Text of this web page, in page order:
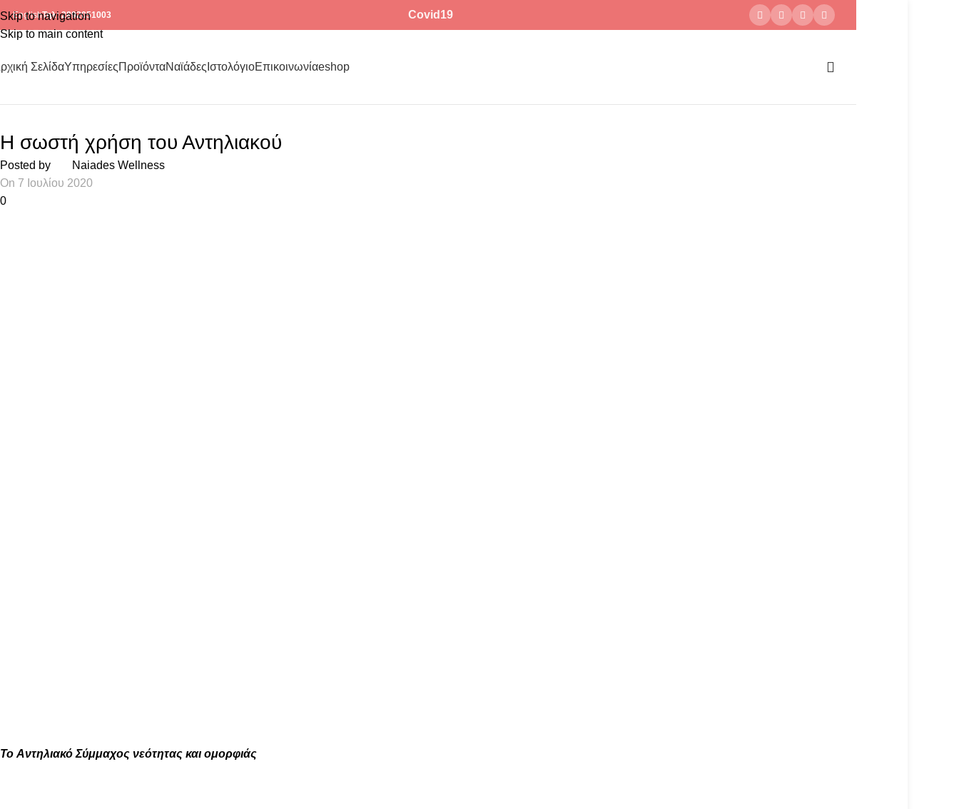
Skip to navigation
Skip to main content
EnglishΤηλ: 2892051003 Covid19
ΣελίδαΥπηρεσίεςΠροϊόνταΝαϊάδες ΙστολόγιοΕπικοινωνίαeshop
Η σωστή χρήση του Αντηλιακού
Posted by
Naiades Wellness
On 7 Ιουλίου 2020
0
To Αντηλιακό Σύμμαχος νεότητας και ομορφιάς